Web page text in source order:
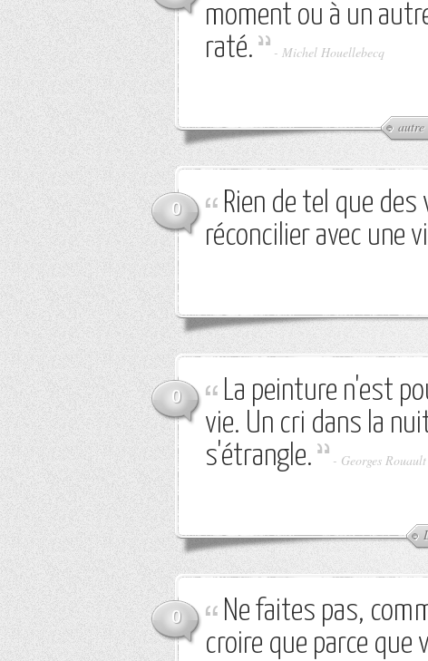
moment ou à un
raté.
- Michel Houellebecq
autre
0
Rien de tel que
réconcilier avec une
0
La peinture n'est
vie. Un cri dans la
s'étrangle.
- Georges Rouault
0
Ne faites pas,
croire que parce que